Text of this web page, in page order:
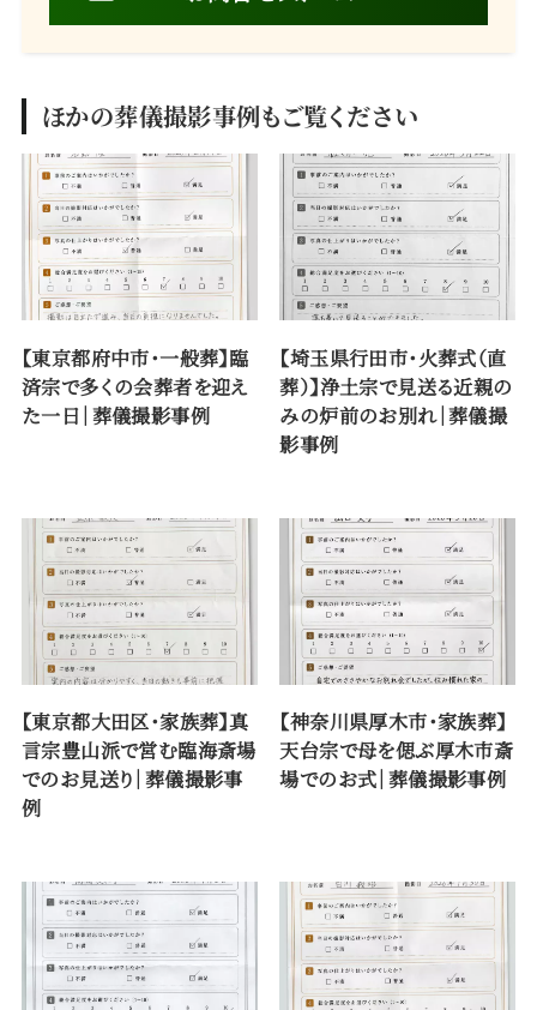
ほかの葬儀撮影事例もご覧ください
【東京都府中市・一般葬】臨
済宗で多くの会葬者を迎え
た一日｜葬儀撮影事例
【埼玉県行田市・火葬式（直
葬）】浄土宗で見送る近親の
みの炉前のお別れ｜葬儀撮
影事例
【東京都大田区・家族葬】真
言宗豊山派で営む臨海斎場
でのお見送り｜葬儀撮影事
例
【神奈川県厚木市・家族葬】
天台宗で母を偲ぶ厚木市斎
場でのお式｜葬儀撮影事例